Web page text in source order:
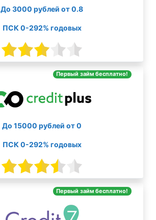
До 3000 рублей от 0.8
ПСК 0-292% годовых
Первый займ бесплатно!
До 15000 рублей от 0
ПСК 0-292% годовых
Первый займ бесплатно!